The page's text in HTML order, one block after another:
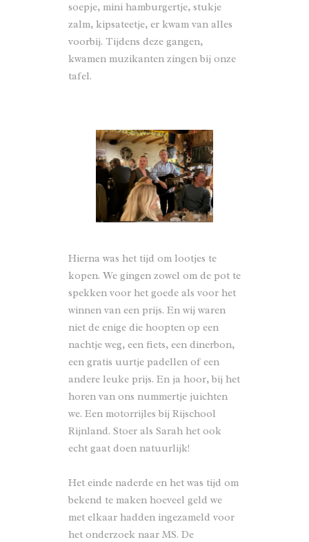
soepje, mini hamburgertje, stukje
zalm, kipsateetje, er kwam van alles
voorbij. Tijdens deze gangen,
kwamen muzikanten zingen bij onze
tafel.
Hierna was het tijd om lootjes te
kopen. We gingen zowel om de pot te
spekken voor het goede als voor het
winnen van een prijs. En wij waren
niet de enige die hoopten op een
nachtje weg, een fiets, een dinerbon,
een gratis uurtje padellen of een
andere leuke prijs. En ja hoor, bij het
horen van ons nummertje juichten
we. Een motorrijles bij Rijschool
Rijnland. Stoer als Sarah het ook
echt gaat doen natuurlijk!
Het einde naderde en het was tijd om
bekend te maken hoeveel geld we
met elkaar hadden ingezameld voor
het onderzoek naar MS. De